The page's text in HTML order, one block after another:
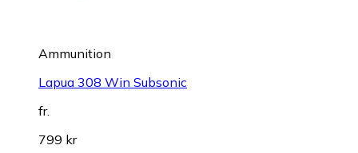
Ammunition
Lapua 308 Win Subsonic
fr.
799 kr